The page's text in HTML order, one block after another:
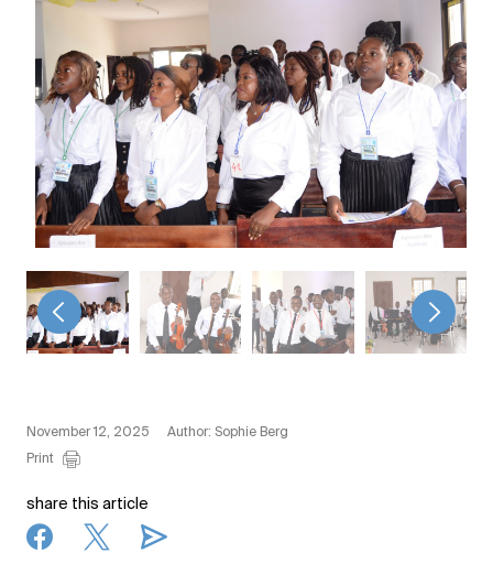
< >
November 12, 2025
Author: Sophie Berg
Print
share this article